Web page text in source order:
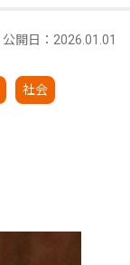
社会
公開日：2026.01.01